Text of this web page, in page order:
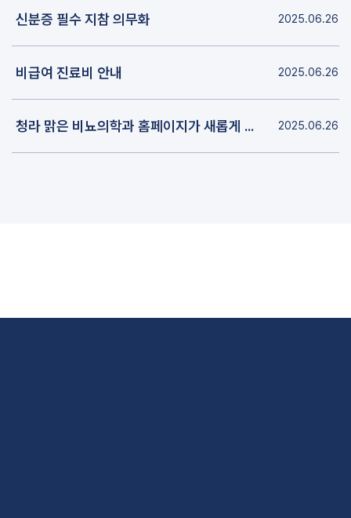
신분증 필수 지참 의무화 2025.06.26
비급여 진료비 안내 2025.06.26
청라 맑은 비뇨의학과 홈페이지가 새롭게 개편되었습니다. 2025.06.26